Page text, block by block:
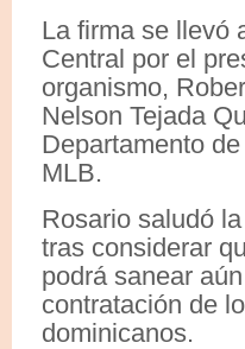
La firma se llevó
Central por el
organismo,
Nelson Tejada
Departamento
MLB.
Rosario saludó
tras considerar
podrá sanear
contratación de
dominicanos.